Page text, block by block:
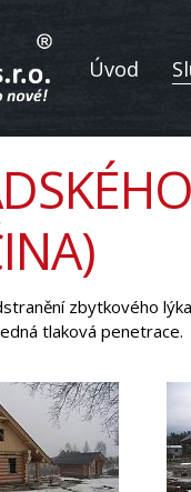
Úvod
zbytkového
tlaková penetrace.